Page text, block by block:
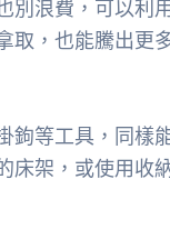
別浪費，可以利
取，也能騰出更
鉤等工具，同樣
床架，或使用收